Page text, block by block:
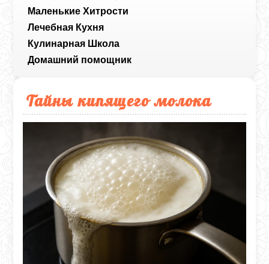
Маленькие Хитрости
Лечебная Кухня
Кулинарная Школа
Домашний помощник
Тайны кипящего молока